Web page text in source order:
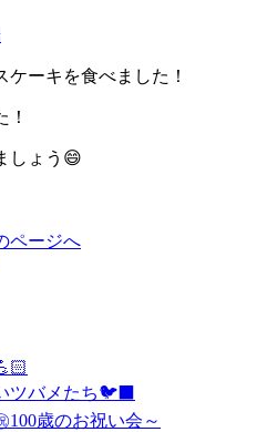
ーキを食べました！
しょう😄
ページへ
バメたち🐦‍⬛
️100歳のお祝い会～